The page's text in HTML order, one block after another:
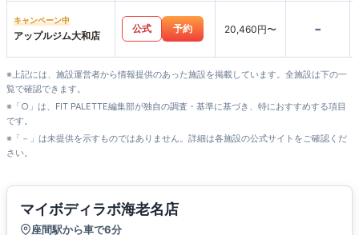
キャンペーン中
アップルジム大和店
公式 予約 20,460円〜 -
※上記には、施設運営者から情報提供のあった施設を掲載しています。全施設は下の一
覧で確認できます。
※「○」は、FIT PALETTE編集部が独自の調査・基準に基づき、特におすすめする項目
です。
※「－」は未提供を示すものではありません。詳細は各施設の公式サイトをご確認くだ
さい。
マイボディラボ海老名店
座間駅から車で6分